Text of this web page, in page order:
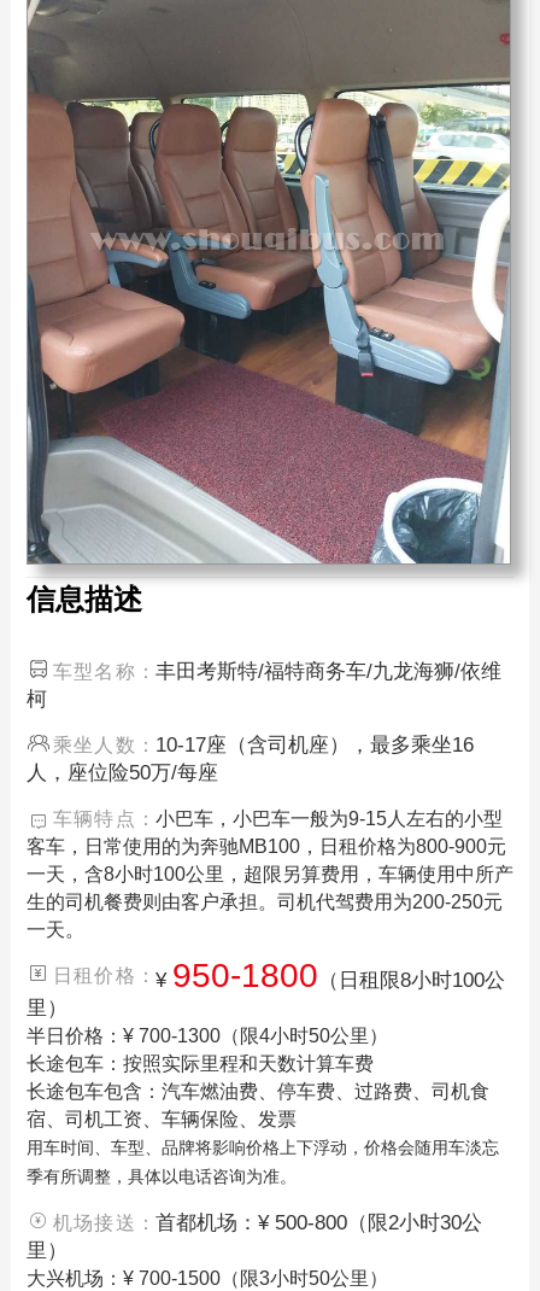
信息描述
车型名称： 丰田考斯特/福特商务车/九龙海狮/依维
柯
乘坐人数： 10-17座（含司机座），最多乘坐16
人，座位险50万/每座
车辆特点： 小巴车，小巴车一般为9-15人左右的小型
客车，日常使用的为奔驰MB100，日租价格为800-900元
一天，含8小时100公里，超限另算费用，车辆使用中所产
生的司机餐费则由客户承担。司机代驾费用为200-250元
一天。
日租价格： ¥ 950-1800 （日租限8小时100公
里）
半日价格：¥ 700-1300（限4小时50公里）
长途包车：按照实际里程和天数计算车费
长途包车包含：汽车燃油费、停车费、过路费、司机食
宿、司机工资、车辆保险、发票
用车时间、车型、品牌将影响价格上下浮动，价格会随用车淡忘
季有所调整，具体以电话咨询为准。
机场接送： 首都机场：¥ 500-800（限2小时30公
里）
大兴机场：¥ 700-1500（限3小时50公里）